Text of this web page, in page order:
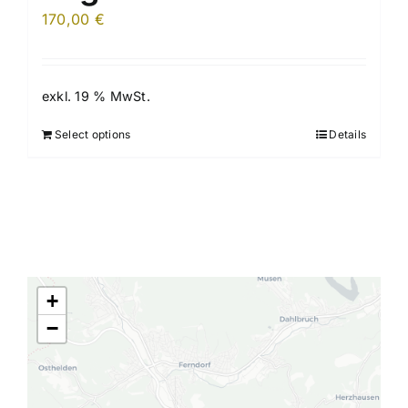
170,00 €
exkl. 19 % MwSt.
Select options Details
+
−